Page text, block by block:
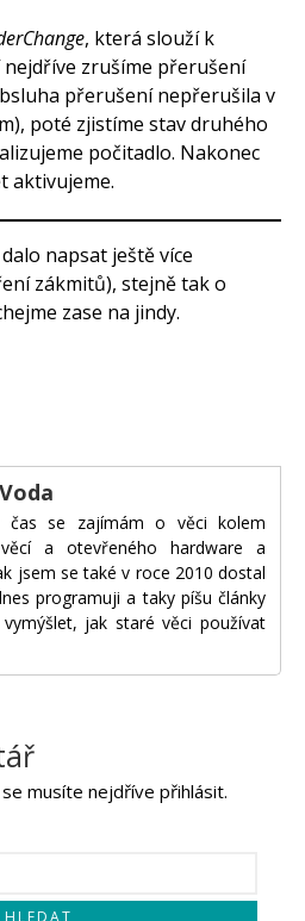
, která slouží k
zrušíme přerušení
přerušení nepřerušila v
poté zjistíme stav druhého
počitadlo. Nakonec
aktivujeme.
napsat ještě více
zákmitů), stejně tak o
zase na jindy.
čas se zajímám o věci kolem
a otevřeného hardware a
jsem se také v roce 2010 dostal
programuji a taky píšu články
jak staré věci používat
musíte nejdříve přihlásit.